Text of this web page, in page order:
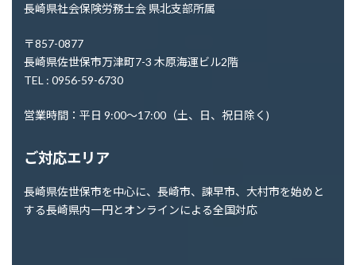
長崎県社会保険労務士会 県北支部所属
〒857-0877
長崎県佐世保市万津町7-3 木原海運ビル2階
TEL : 0956-59-6730
営業時間：平日 9:00～17:00（土、日、祝日除く)
ご対応エリア
長崎県佐世保市を中心に、長崎市、諫早市、大村市を始めと
する長崎県内一円とオンラインによる全国対応